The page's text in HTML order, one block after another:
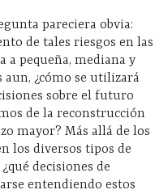
pareciera obvia:
de tales riesgos en las
a pequeña, mediana y
aun, ¿cómo se utilizará
sobre el futuro
de la reconstrucción
mayor? Más allá de los
los diversos tipos de
decisiones de
entendiendo estos